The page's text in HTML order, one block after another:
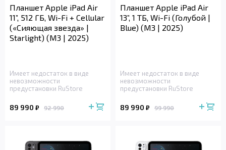
Планшет Apple iPad Air
11”, 512 ГБ, Wi-Fi + Cellular
(«Сияющая звезда» |
Starlight) (M3 | 2025)
Имеет недостаток в виде
невозможности
предустановки RuStore
89 990 ₽ 92 990
Планшет Apple iPad Air
13”, 1 ТБ, Wi-Fi (Голубой |
Blue) (M3 | 2025)
Имеет недостаток в виде
невозможности
предустановки RuStore
89 990 ₽ 99 990